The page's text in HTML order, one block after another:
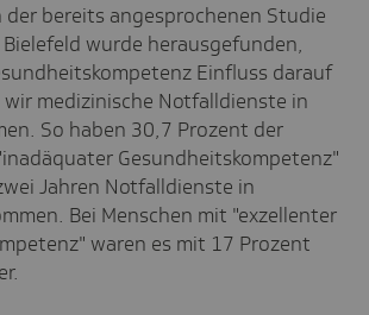
der bereits angesprochenen Studie
wurde herausgefunden,
Einfluss darauf
medizinische Notfalldienste in
So haben 30,7 Prozent der
Gesundheitskompetenz"
Jahren Notfalldienste in
Bei Menschen mit "exzellenter
waren es mit 17 Prozent